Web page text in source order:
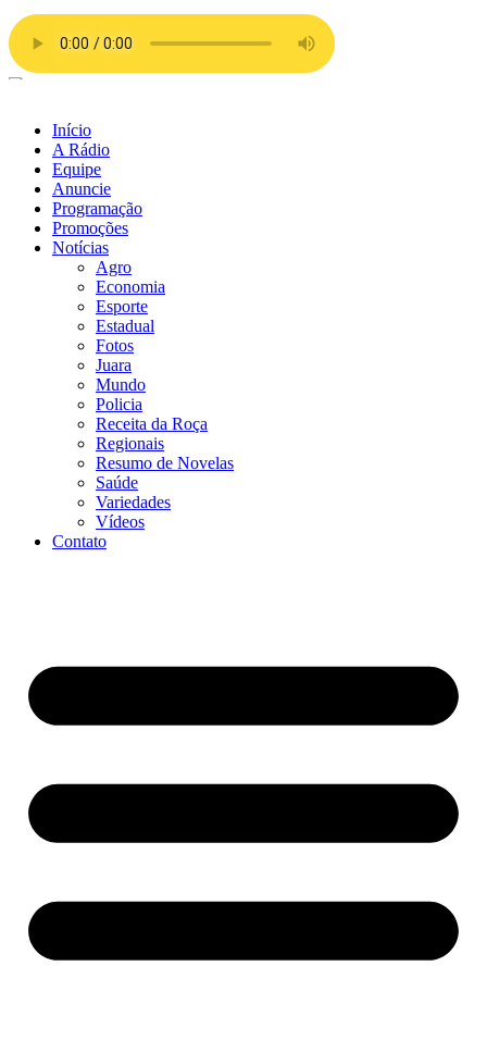
Ir
para
o
conteúdo
Início
A Rádio
Equipe
Anuncie
Programação
Promoções
Notícias
Agro
Economia
Esporte
Estadual
Fotos
Juara
Mundo
Policia
Receita da Roça
Regionais
Resumo de Novelas
Saúde
Variedades
Vídeos
Contato